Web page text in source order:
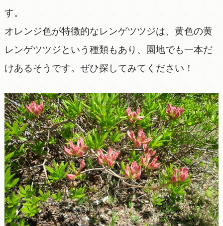
す。
オレンジ色が特徴的なレンゲツツジは、黄色の黄
レンゲツツジという種類もあり、園地でも一本だ
けあるそうです。ぜひ探してみてください！